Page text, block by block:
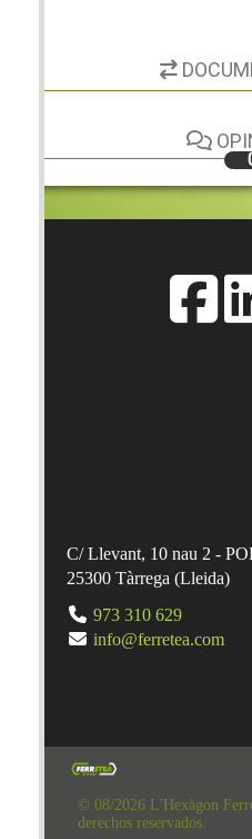
C/ Llevant, 10 nau 2 -
25300 Tàrrega (Lleida)
973 310 629
info@ferretea.com
© 08/2026 L'Hexàgon
derechos reservados.